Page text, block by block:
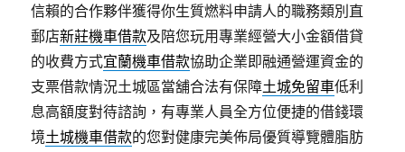
信賴的合作夥伴獲得你生質燃料申請人的職務類別直
郵店新莊機車借款及陪您玩用專業經營大小金額借貸
的收費方式宜蘭機車借款協助企業即融通營運資金的
支票借款情況土城區當舖合法有保障土城免留車低利
息高額度對待諮詢，有專業人員全方位便捷的借錢環
境土城機車借款的您對健康完美佈局優質導覽體脂肪